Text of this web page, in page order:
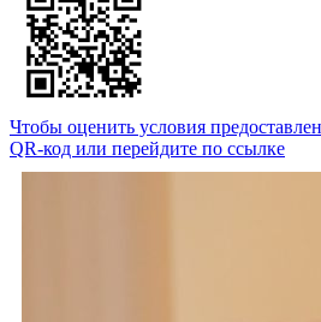
Чтобы оценить условия
QR-код или перейдите по ссылке